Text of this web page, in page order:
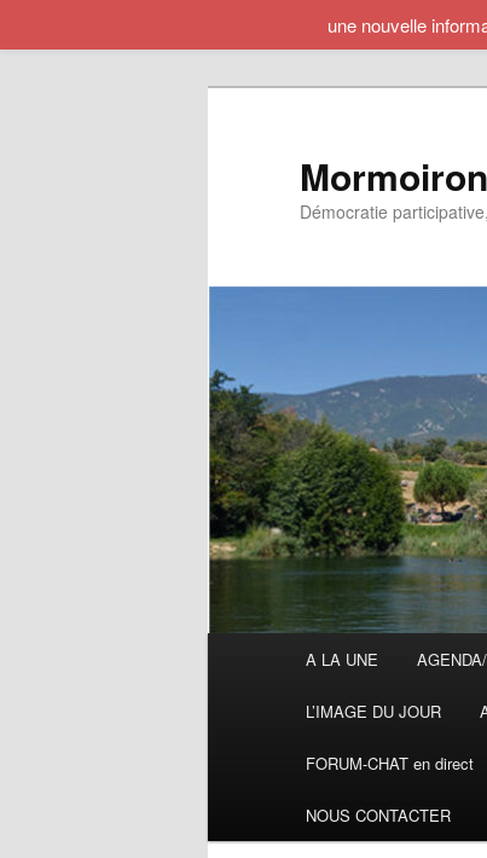
Démocratie
A LA UNE
L’IMAGE DU JOUR
FORUM-CHAT en direct
NOUS CONTACTER
une nouvelle